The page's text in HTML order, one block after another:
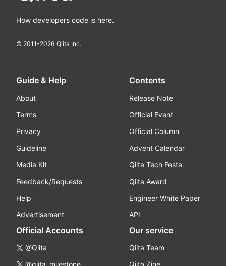
How developers code is here.
© 2011-2026 Qiita Inc.
Guide & Help
About
Terms
Privacy
Guideline
Media Kit
Feedback/Requests
Help
Advertisement
Contents
Release Note
Official Event
Official Column
Advent Calendar
Qiita Tech Festa
Qiita Award
Engineer White Paper
API
Official Accounts
@Qiita
@qiita_milestone
Our service
Qiita Team
Qiita Zine